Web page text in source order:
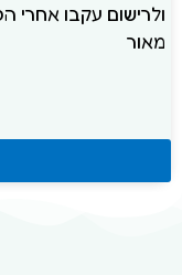
ולרישום עקבו אחרי
מאור